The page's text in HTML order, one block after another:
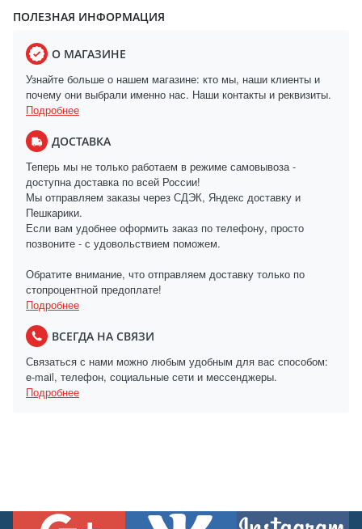
ПОЛЕЗНАЯ ИНФОРМАЦИЯ
О МАГАЗИНЕ
Узнайте больше о нашем магазине: кто мы, наши клиенты и
почему они выбрали именно нас. Наши контакты и реквизиты.
Подробнее
ДОСТАВКА
Теперь мы не только работаем в режиме самовывоза -
доступна доставка по всей России!
Мы отправляем заказы через СДЭК, Яндекс доставку и
Пешкарики.
Если вам удобнее оформить заказ по телефону, просто
позвоните - с удовольствием поможем.
Обратите внимание, что отправляем доставку только по
стопроцентной предоплате!
Подробнее
ВСЕГДА НА СВЯЗИ
Связаться с нами можно любым удобным для вас способом:
e-mail, телефон, социальные сети и мессенджеры.
Подробнее